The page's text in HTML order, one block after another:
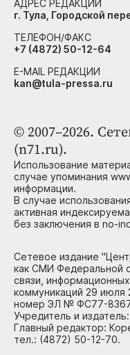
© 2007–2026.
(n71.ru).
Использование
случае упоминания
информации.
В случае
активная
без заключения в no-
Сетевое издание
как СМИ Федеральной
связи,
коммуникаций 29 июля
номер ЭЛ № ФС77-
Учредитель и
Главный редактор:
тел.: (4872) 50-12-70.
АДРЕС РЕДАКЦИИ
г. Тула, Городской
ТЕЛЕФОН/ФАКС
+7 (4872) 50-12-64
E-MAIL РЕДАКЦИИ
kan@tula-pressa.ru